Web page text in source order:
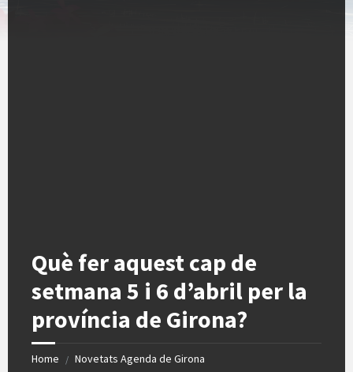
Què fer aquest cap de
setmana 5 i 6 d’abril per la
província de Girona?
Home / Novetats Agenda de Girona